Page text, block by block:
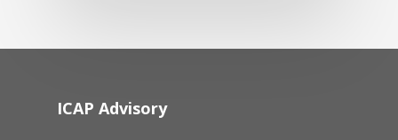
ICAP Advisory